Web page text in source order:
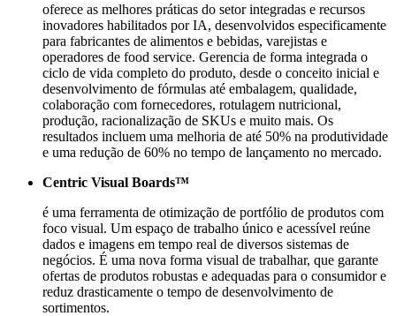
oferece as melhores práticas do setor integradas e recursos
inovadores habilitados por IA, desenvolvidos especificamente
para fabricantes de alimentos e bebidas, varejistas e
operadores de food service. Gerencia de forma integrada o
ciclo de vida completo do produto, desde o conceito inicial e
desenvolvimento de fórmulas até embalagem, qualidade,
colaboração com fornecedores, rotulagem nutricional,
produção, racionalização de SKUs e muito mais. Os
resultados incluem uma melhoria de até 50% na produtividade
e uma redução de 60% no tempo de lançamento no mercado.
Centric Visual Boards™
é uma ferramenta de otimização de portfólio de produtos com
foco visual. Um espaço de trabalho único e acessível reúne
dados e imagens em tempo real de diversos sistemas de
negócios. É uma nova forma visual de trabalhar, que garante
ofertas de produtos robustas e adequadas para o consumidor e
reduz drasticamente o tempo de desenvolvimento de
sortimentos.